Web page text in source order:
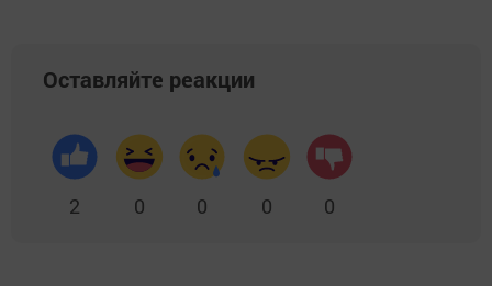
Оставляйте реакции
2 0 0 0 0